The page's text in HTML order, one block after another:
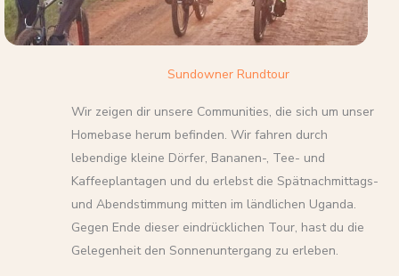
Sundowner Rundtour
Wir zeigen dir unsere Communities, die sich um unser
Homebase herum befinden. Wir fahren durch
lebendige kleine Dörfer, Bananen-, Tee- und
Kaffeeplantagen und du erlebst die Spätnachmittags-
und Abendstimmung mitten im ländlichen Uganda.
Gegen Ende dieser eindrücklichen Tour, hast du die
Gelegenheit den Sonnenuntergang zu erleben.